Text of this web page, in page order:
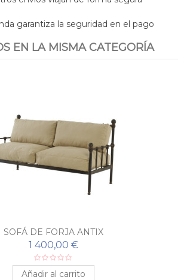
garantiza la seguridad en el pago
EN LA MISMA CATEGORÍA
SOFÁ DE FORJA ANTIX
1 400,00 €
Añadir al carrito